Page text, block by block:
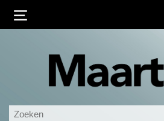
Ingelogd blijven